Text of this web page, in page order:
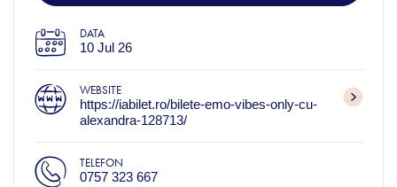
DATA
10 Jul 26
WEBSITE
https://iabilet.ro/bilete-emo-vibes-only-cu-
alexandra-128713/
TELEFON
0757 323 667